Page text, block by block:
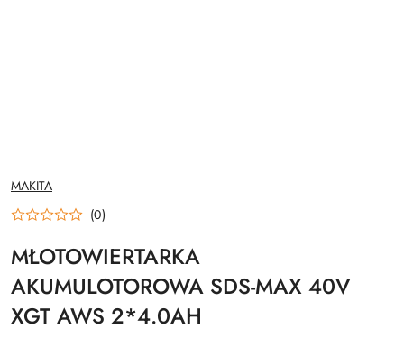
NAZWA
PRODUCENTA:
MAKITA
(0)
MŁOTOWIERTARKA
AKUMULOTOROWA SDS-MAX 40V
XGT AWS 2*4.0AH